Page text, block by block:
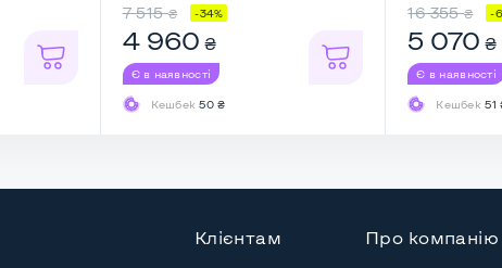
днів)
7 515 ₴ -34%
4 960 ₴
Є в наявності
Кешбек50 ₴
16 355 ₴ -
5 070 ₴
Є в наявності
Кешбек51
Клієнтам Про компанію